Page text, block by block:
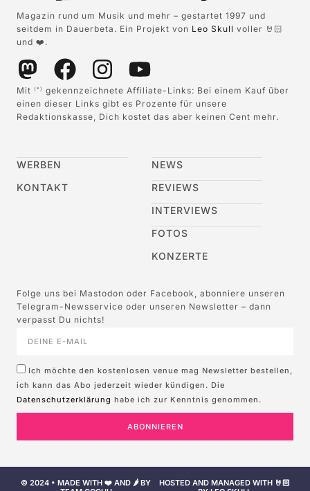
Magazin rund um Musik und mehr – gestartet 1997 und
seitdem in Dauerbeta. Ein Projekt von Leo Skull voller 🤘🏻
und ❤️.
Mit (*)
gekennzeichnete Affiliate-Links: Bei einem Kauf über
einen dieser Links gibt es Prozente für unsere
Redaktionskasse, Dich kostet das aber keinen Cent mehr.
WERBEN
KONTAKT
NEWS
REVIEWS
INTERVIEWS
FOTOS
KONZERTE
Folge uns bei Mastodon oder Facebook, abonniere unseren
Telegram-Newsservice oder unseren Newsletter – dann
verpasst Du nichts!
Ich möchte den kostenlosen venue mag Newsletter bestellen,
ich kann das Abo jederzeit wieder kündigen. Die
Datenschutzerklärung habe ich zur Kenntnis genommen.
ABONNIEREN
© 2024 • MADE WITH ❤️ AND 🌶️ BY
HOSTED AND MANAGED WITH 🤘🏻